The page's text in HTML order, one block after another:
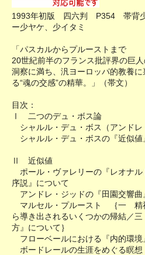
1993年初版 四六判 P354 帯背
ー少ヤケ、少イタミ
「パスカルからプルーストまで
20世紀前半のフランス批評界の巨人
洞察に満ち、汎ヨーロッパ的教養
る“魂の交感”の精華。」（帯文）
目次：
Ⅰ 二つのデュ・ボス論
シャルル・デュ・ボス（アンドレ
シャルル・デュ・ボスの『近似値
Ⅱ 近似値
ポール・ヴァレリーの『レオナ
序説』について
アンドレ・ジッドの『田園交響曲
マルセル・プルースト ｛一 精
ら導き出されるいくつかの帰結／
方』について｝
フローベールにおける『内的環境
ボードレールの生涯をめぐる瞑想